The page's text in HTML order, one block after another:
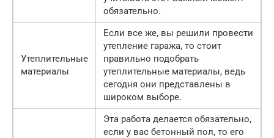
обязательно.
Утеплительные
материалы
Если все же, вы решили провести
утепление гаража, то стоит
правильно подобрать
утеплительные материалы, ведь
сегодня они представлены в
широком выборе.
Эта работа делается обязательно,
если у вас бетонный пол, то его